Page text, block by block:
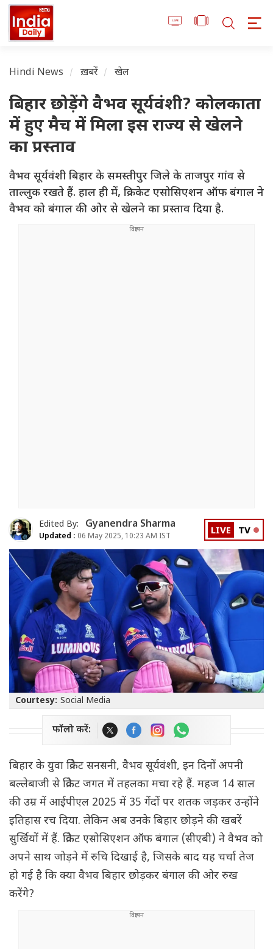
Hindi News ख़बरें खेल
बिहार छोड़ेंगे वैभव सूर्यवंशी? कोलकाता
में हुए मैच में मिला इस राज्य से खेलने
का प्रस्ताव
वैभव सूर्यवंशी बिहार के समस्तीपुर जिले के ताजपुर गांव से
ताल्लुक रखते हैं. हाल ही में, क्रिकेट एसोसिएशन ऑफ बंगाल ने
वैभव को बंगाल की ओर से खेलने का प्रस्ताव दिया है.
Edited By: Gyanendra Sharma
Updated : 06 May 2025, 10:23 AM IST LIVE TV
Courtesy: Social Media
फॉलो करें:
बिहार के युवा क्रिकेट सनसनी, वैभव सूर्यवंशी, इन दिनों अपनी
बल्लेबाजी से क्रिकेट जगत में तहलका मचा रहे हैं. महज 14 साल
की उम्र में आईपीएल 2025 में 35 गेंदों पर शतक जड़कर उन्होंने
इतिहास रच दिया. लेकिन अब उनके बिहार छोड़ने की खबरें
सुर्खियों में हैं. क्रिकेट एसोसिएशन ऑफ बंगाल (सीएबी) ने वैभव को
अपने साथ जोड़ने में रुचि दिखाई है, जिसके बाद यह चर्चा तेज
हो गई है कि क्या वैभव बिहार छोड़कर बंगाल की ओर रुख
करेंगे?